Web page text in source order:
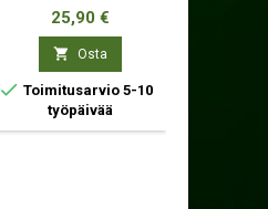
Hinta
25,90 €
 Osta
 Toimitusarvio 5-10
työpäivää